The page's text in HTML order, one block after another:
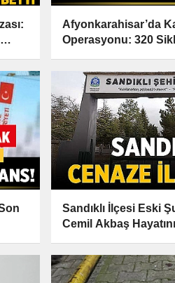
Afyonkarahisar’da
Operasyonu: 320
Sandıklı İlçesi Eski
Cemil Akbaş